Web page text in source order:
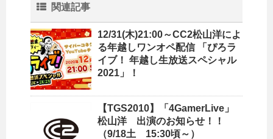
関連記事
12/31(木)21:00～CC2松山洋によ
る年越しワンオペ配信 「ぴろラ
イブ！ 年越し生放送スペシャル
2021」！
【TGS2010】「4GamerLive」
松山洋 出演のお知らせ！！
（9/18土 15:30頃～）